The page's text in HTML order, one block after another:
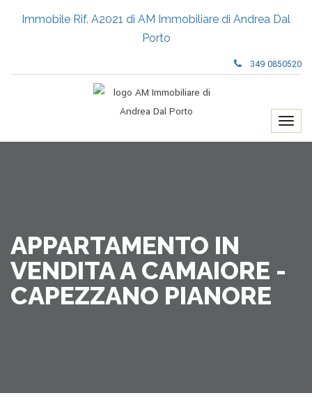
Immobile Rif. A2021 di AM Immobiliare di Andrea Dal
Porto
349 0850520
APPARTAMENTO IN
VENDITA A CAMAIORE -
CAPEZZANO PIANORE